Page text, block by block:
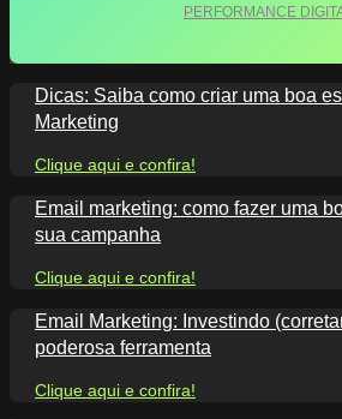
PERFORMANCE
Dicas: Saiba como criar uma boa
Marketing
Clique aqui e confira!
Email marketing: como fazer uma
sua campanha
Clique aqui e confira!
Email Marketing: Investindo
poderosa ferramenta
Clique aqui e confira!